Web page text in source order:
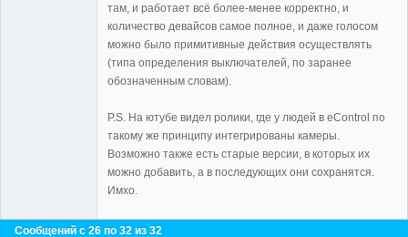
там, и работает всё более-менее корректно, и
количество девайсов самое полное, и даже голосом
можно было примитивные действия осуществлять
(типа определения выключателей, по заранее
обозначенным словам).
P.S. На ютубе видел ролики, где у людей в eControl по
такому же принципу интегрированы камеры.
Возможно также есть старые версии, в которых их
можно добавить, а в последующих они сохранятся.
Имхо.
Сообщений с 26 по 32 из 32